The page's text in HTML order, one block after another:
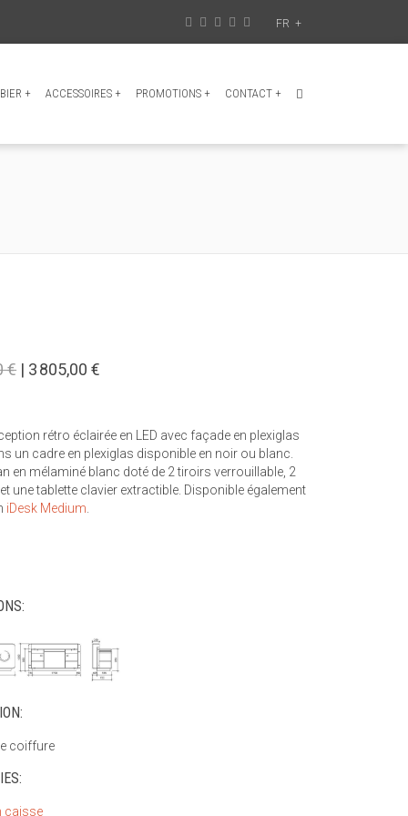
FR +
+ ACCESSOIRES + PROMOTIONS + CONTACT +
€ | 3 805,00 €
rétro éclairée en LED avec façade en plexiglas
un cadre en plexiglas disponible en noir ou blanc.
en mélaminé blanc doté de 2 tiroirs verrouillable, 2
une tablette clavier extractible. Disponible également
iDesk Medium
coiffure
caisse